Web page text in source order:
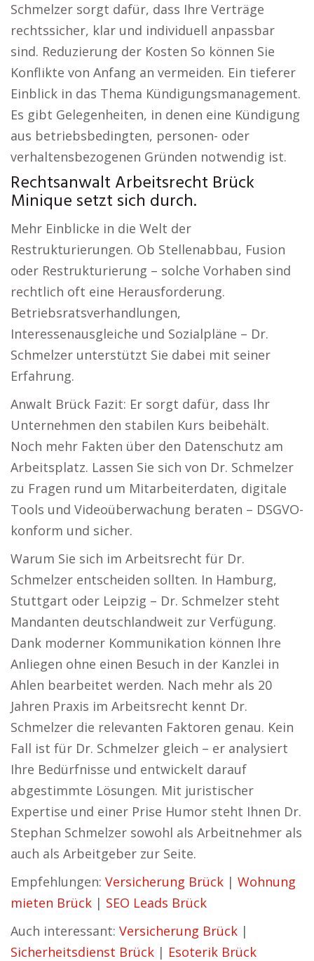
Schmelzer sorgt dafür, dass Ihre Verträge
rechtssicher, klar und individuell anpassbar
sind. Reduzierung der Kosten So können Sie
Konflikte von Anfang an vermeiden. Ein tieferer
Einblick in das Thema Kündigungsmanagement.
Es gibt Gelegenheiten, in denen eine Kündigung
aus betriebsbedingten, personen- oder
verhaltensbezogenen Gründen notwendig ist.
Rechtsanwalt Arbeitsrecht Brück
Minique setzt sich durch.
Mehr Einblicke in die Welt der
Restrukturierungen. Ob Stellenabbau, Fusion
oder Restrukturierung – solche Vorhaben sind
rechtlich oft eine Herausforderung.
Betriebsratsverhandlungen,
Interessenausgleiche und Sozialpläne – Dr.
Schmelzer unterstützt Sie dabei mit seiner
Erfahrung.
Anwalt Brück Fazit: Er sorgt dafür, dass Ihr
Unternehmen den stabilen Kurs beibehält.
Noch mehr Fakten über den Datenschutz am
Arbeitsplatz. Lassen Sie sich von Dr. Schmelzer
zu Fragen rund um Mitarbeiterdaten, digitale
Tools und Videoüberwachung beraten – DSGVO-
konform und sicher.
Warum Sie sich im Arbeitsrecht für Dr.
Schmelzer entscheiden sollten. In Hamburg,
Stuttgart oder Leipzig – Dr. Schmelzer steht
Mandanten deutschlandweit zur Verfügung.
Dank moderner Kommunikation können Ihre
Anliegen ohne einen Besuch in der Kanzlei in
Ahlen bearbeitet werden. Nach mehr als 20
Jahren Praxis im Arbeitsrecht kennt Dr.
Schmelzer die relevanten Faktoren genau. Kein
Fall ist für Dr. Schmelzer gleich – er analysiert
Ihre Bedürfnisse und entwickelt darauf
abgestimmte Lösungen. Mit juristischer
Expertise und einer Prise Humor steht Ihnen Dr.
Stephan Schmelzer sowohl als Arbeitnehmer als
auch als Arbeitgeber zur Seite.
Empfehlungen: Versicherung Brück | Wohnung
mieten Brück | SEO Leads Brück
Auch interessant: Versicherung Brück |
Sicherheitsdienst Brück | Esoterik Brück